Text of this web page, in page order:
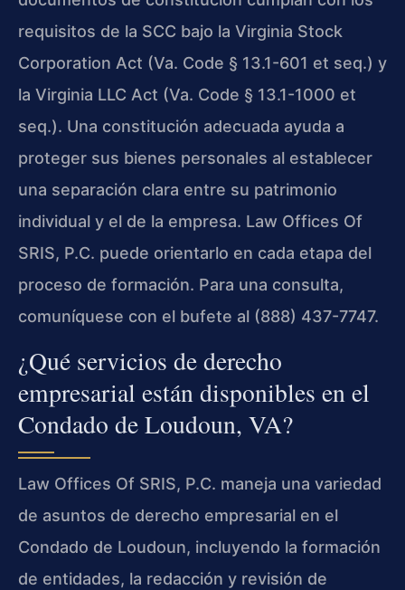
requisitos de la SCC bajo la Virginia Stock
Corporation Act (Va. Code § 13.1-601 et seq.) y
la Virginia LLC Act (Va. Code § 13.1-1000 et
seq.). Una constitución adecuada ayuda a
proteger sus bienes personales al establecer
una separación clara entre su patrimonio
individual y el de la empresa. Law Offices Of
SRIS, P.C. puede orientarlo en cada etapa del
proceso de formación. Para una consulta,
comuníquese con el bufete al (888) 437-7747.
¿Qué servicios de derecho
empresarial están disponibles en el
Condado de Loudoun, VA?
Law Offices Of SRIS, P.C. maneja una variedad
de asuntos de derecho empresarial en el
Condado de Loudoun, incluyendo la formación
de entidades, la redacción y revisión de